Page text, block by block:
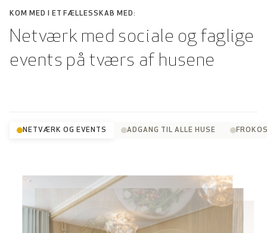
KOM MED I ET FÆLLESSKAB MED:
Netværk med sociale og faglige
events på tværs af husene
NETVÆRK OG EVENTS ADGANG TIL ALLE HUSE